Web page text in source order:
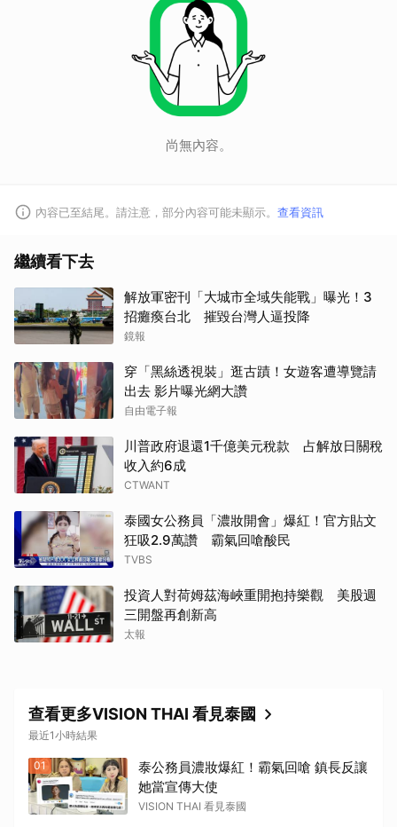
尚無內容。
內容已至結尾。請注意，部分內容可能未顯示。 查看資訊
繼續看下去
解放軍密刊「大城市全域失能戰」曝光！3
招癱瘓台北 摧毀台灣人逼投降
鏡報
穿「黑絲透視裝」逛古蹟！女遊客遭導覽請
出去 影片曝光網大讚
自由電子報
川普政府退還1千億美元稅款 占解放日關稅
收入約6成
CTWANT
泰國女公務員「濃妝開會」爆紅！官方貼文
狂吸2.9萬讚 霸氣回嗆酸民
TVBS
投資人對荷姆茲海峽重開抱持樂觀 美股週
三開盤再創新高
太報
查看更多VISION THAI 看見泰國
最近1小時結果
01
泰公務員濃妝爆紅！霸氣回嗆 鎮長反讓
她當宣傳大使
VISION THAI 看見泰國
取消